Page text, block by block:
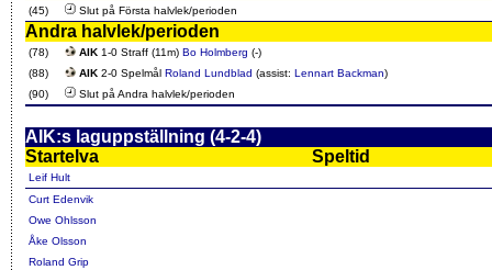
(45) Slut på Första halvlek/perioden
Andra halvlek/perioden
(78) AIK 1-0 Straff (11m) Bo Holmberg (-)
(88)
AIK 2-0 Spelmål Roland Lundblad (assist: Lennart Backman)
(90)
Slut på Andra halvlek/perioden
AIK:s laguppställning (4-2-4)
Startelva
Speltid
Leif Hult
Curt Edenvik
Owe Ohlsson
Åke Olsson
Roland Grip